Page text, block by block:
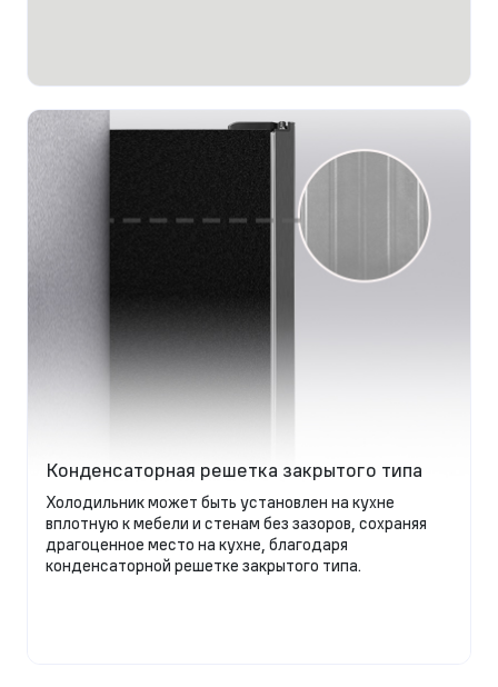
Конденсаторная решетка закрытого типа
Холодильник может быть установлен на кухне
вплотную к мебели и стенам без зазоров, сохраняя
драгоценное место на кухне, благодаря
конденсаторной решетке закрытого типа.